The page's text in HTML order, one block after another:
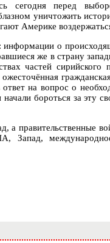
сегодня перед
уничтожить
Америке
о
же в страну
частей сирийского
на вопрос о
бороться за эту
а правительственные
Запад,